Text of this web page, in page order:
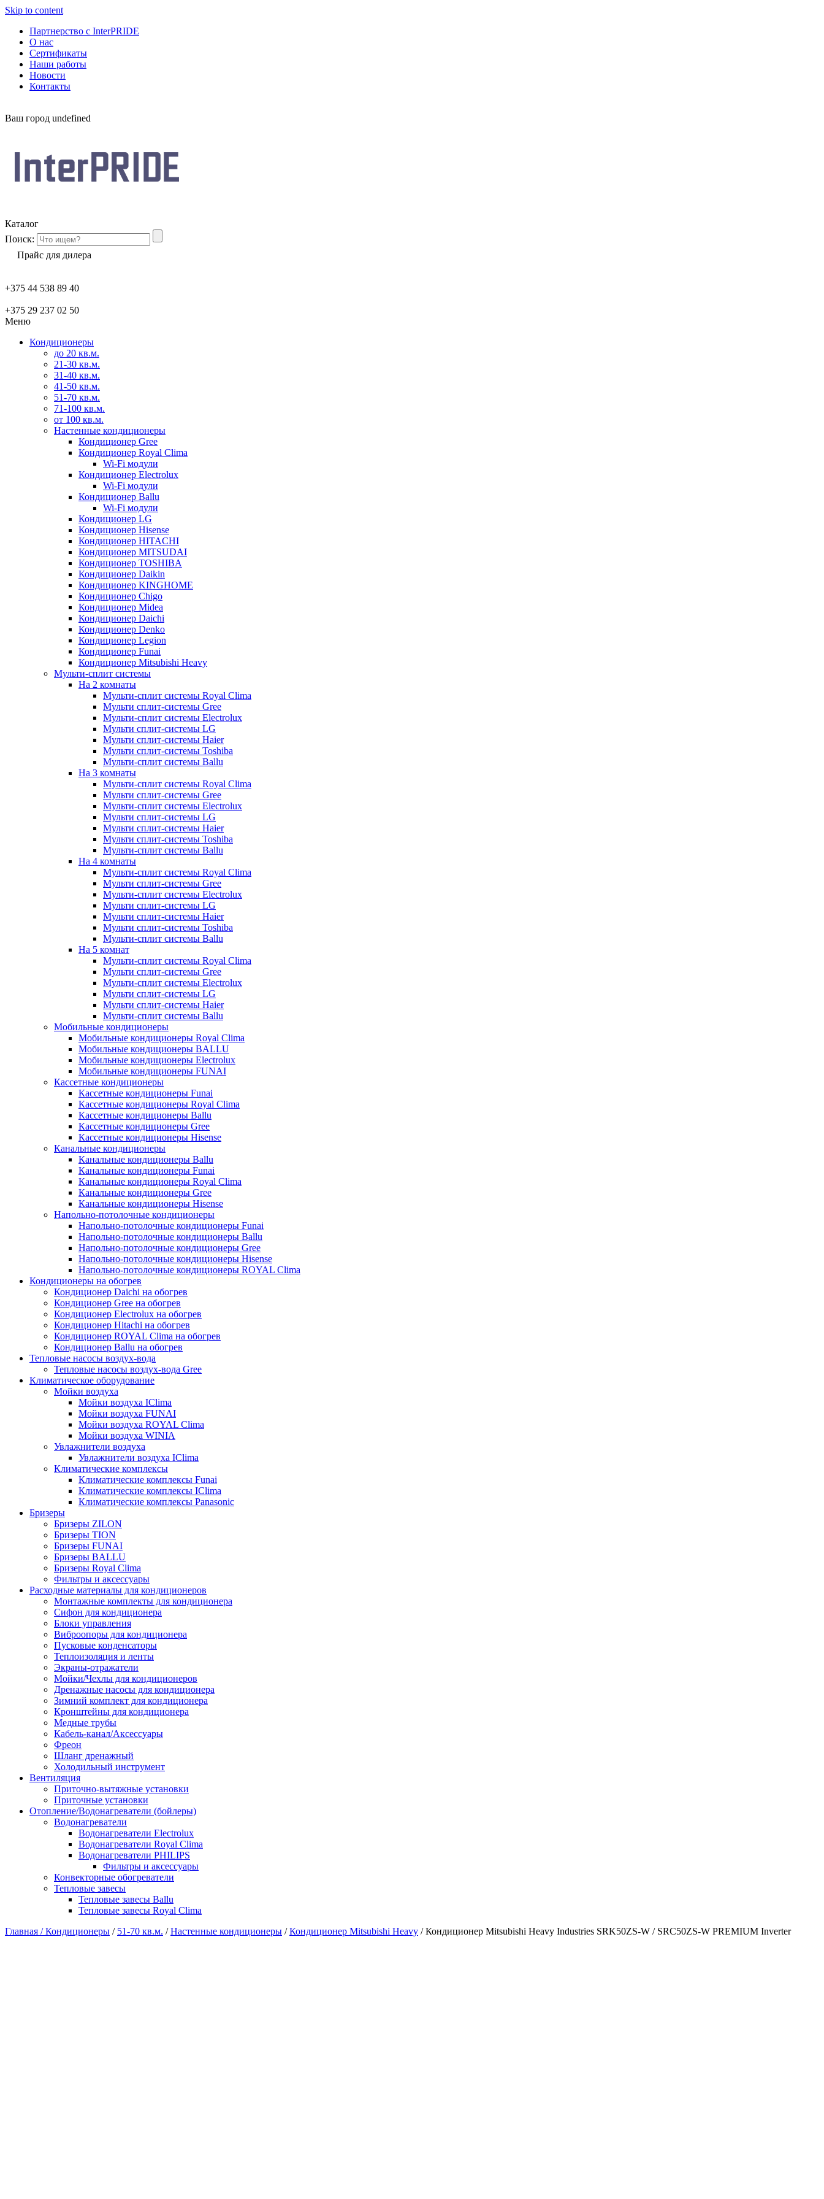
Skip to content
Партнерство с InterPRIDE
О нас
Сертификаты
Наши работы
Новости
Контакты
Ваш город undefined
Каталог
Поиск:
Прайс для дилера
+375 44 538 89 40
+375 29 237 02 50
Меню
Кондиционеры
до 20 кв.м.
21-30 кв.м.
31-40 кв.м.
41-50 кв.м.
51-70 кв.м.
71-100 кв.м.
от 100 кв.м.
Настенные кондиционеры
Кондиционер Gree
Кондиционер Royal Clima
Wi-Fi модули
Кондиционер Electrolux
Wi-Fi модули
Кондиционер Ballu
Wi-Fi модули
Кондиционер LG
Кондиционер Hisense
Кондиционер HITACHI
Кондиционер MITSUDAI
Кондиционер TOSHIBA
Кондиционер Daikin
Кондиционер KINGHOME
Кондиционер Chigo
Кондиционер Midea
Кондиционер Daichi
Кондиционер Denko
Кондиционер Legion
Кондиционер Funai
Кондиционер Mitsubishi Heavy
Мульти-сплит системы
На 2 комнаты
Мульти-сплит системы Royal Clima
Мульти сплит-системы Gree
Мульти-сплит системы Electrolux
Мульти сплит-системы LG
Мульти сплит-системы Haier
Мульти сплит-системы Toshiba
Мульти-сплит системы Ballu
На 3 комнаты
Мульти-сплит системы Royal Clima
Мульти сплит-системы Gree
Мульти-сплит системы Electrolux
Мульти сплит-системы LG
Мульти сплит-системы Haier
Мульти сплит-системы Toshiba
Мульти-сплит системы Ballu
На 4 комнаты
Мульти-сплит системы Royal Clima
Мульти сплит-системы Gree
Мульти-сплит системы Electrolux
Мульти сплит-системы LG
Мульти сплит-системы Haier
Мульти сплит-системы Toshiba
Мульти-сплит системы Ballu
На 5 комнат
Мульти-сплит системы Royal Clima
Мульти сплит-системы Gree
Мульти-сплит системы Electrolux
Мульти сплит-системы LG
Мульти сплит-системы Haier
Мульти-сплит системы Ballu
Мобильные кондиционеры
Мобильные кондиционеры Royal Clima
Мобильные кондиционеры BALLU
Мобильные кондиционеры Electrolux
Мобильные кондиционеры FUNAI
Кассетные кондиционеры
Кассетные кондиционеры Funai
Кассетные кондиционеры Royal Clima
Кассетные кондиционеры Ballu
Кассетные кондиционеры Gree
Кассетные кондиционеры Hisense
Канальные кондиционеры
Канальные кондиционеры Ballu
Канальные кондиционеры Funai
Канальные кондиционеры Royal Clima
Канальные кондиционеры Gree
Канальные кондиционеры Hisense
Напольно-потолочные кондиционеры
Напольно-потолочные кондиционеры Funai
Напольно-потолочные кондиционеры Ballu
Напольно-потолочные кондиционеры Gree
Напольно-потолочные кондиционеры Hisense
Напольно-потолочные кондиционеры ROYAL Clima
Кондиционеры на обогрев
Кондиционер Daichi на обогрев
Кондиционер Gree на обогрев
Кондиционер Electrolux на обогрев
Кондиционер Hitachi на обогрев
Кондиционер ROYAL Clima на обогрев
Кондиционер Ballu на обогрев
Тепловые насосы воздух-вода
Тепловые насосы воздух-вода Gree
Климатическое оборудование
Мойки воздуха
Мойки воздуха IClima
Мойки воздуха FUNAI
Мойки воздуха ROYAL Clima
Мойки воздуха WINIA
Увлажнители воздуха
Увлажнители воздуха IClima
Климатические комплексы
Климатические комплексы Funai
Климатические комплексы IClima
Климатические комплексы Panasonic
Бризеры
Бризеры ZILON
Бризеры TION
Бризеры FUNAI
Бризеры BALLU
Бризеры Royal Clima
Фильтры и аксессуары
Расходные материалы для кондиционеров
Монтажные комплекты для кондиционера
Сифон для кондиционера
Блоки управления
Виброопоры для кондиционера
Пусковые конденсаторы
Теплоизоляция и ленты
Экраны-отражатели
Мойки/Чехлы для кондиционеров
Дренажные насосы для кондиционера
Зимний комплект для кондиционера
Кронштейны для кондиционера
Медные трубы
Кабель-канал/Аксессуары
Фреон
Шланг дренажный
Холодильный инструмент
Вентиляция
Приточно-вытяжные установки
Приточные установки
Отопление/Водонагреватели (бойлеры)
Водонагреватели
Водонагреватели Electrolux
Водонагреватели Royal Clima
Водонагреватели PHILIPS
Фильтры и аксессуары
Конвекторные обогреватели
Тепловые завесы
Тепловые завесы Ballu
Тепловые завесы Royal Clima
Главная /Кондиционеры / 51-70 кв.м. /Настенные кондиционеры /Кондиционер Mitsubishi Heavy / Кондиционер Mitsubishi Heavy Industries SRK50ZS-W / SRC50ZS-W PREMIUM Inverter